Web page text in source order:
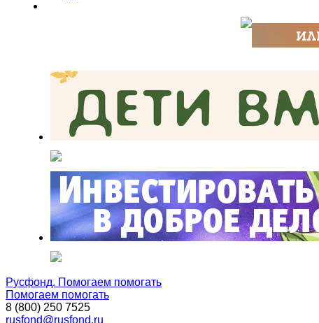
Русфонд. Помогаем помогать
Помогаем помогать
8 (800) 250 7525
rusfond@rusfond.ru